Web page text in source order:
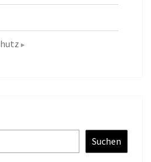
Suchen